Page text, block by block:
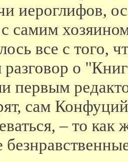
иероглифов,
самим
все с того,
разговор о
первым
сам
– то как